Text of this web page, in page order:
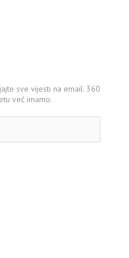
sve vijesti na email. 360
već imamo.